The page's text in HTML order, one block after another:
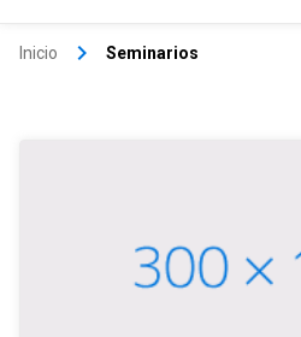
Inicio keyboard_arrow_right Seminarios